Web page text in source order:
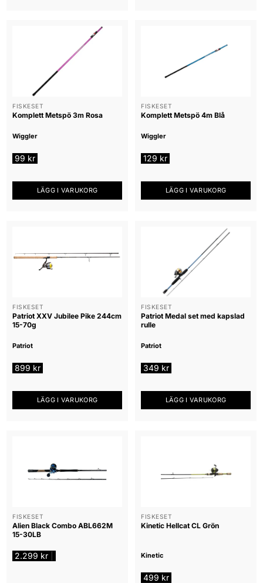
alternativen
kan
på
produktsidan
FISKESET
Komplett Metspö 3m Rosa
Wiggler
99 kr
LÄGG I VARUKORG
FISKESET
Komplett Metspö 4m Blå
Wiggler
129 kr
LÄGG I VARUKORG
FISKESET
Patriot XXV Jubilee Pike 244cm
15-70g
Patriot
899 kr
LÄGG I VARUKORG
FISKESET
Patriot Medal set med kapslad
rulle
Patriot
349 kr
LÄGG I VARUKORG
FISKESET
Alien Black Combo ABL662M
15-30LB
2.299 kr
FISKESET
Kinetic Hellcat CL Grön
Kinetic
499 kr